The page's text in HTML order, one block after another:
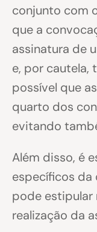
conjunto com
que a
assinatura de
e, por cautela,
possível que
quarto dos
evitando
Além disso, é
específicos da
pode estipular
realização da